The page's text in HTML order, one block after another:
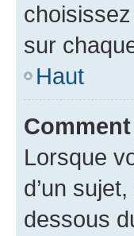
sur
Haut
Lorsque
d’un
dessous